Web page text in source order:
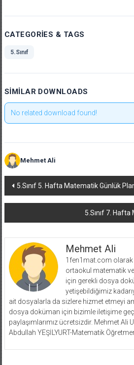
CATEGORIES & TAGS
5.Sınıf
SIMILAR DOWNLOADS
No related download found!
Mehmet Ali
Yazı
dolaşımı
5.Sınıf 5. Hafta Matematik Günlük
5.Sınıf 7.
Mehmet Ali
1fen1mat.com olarak
ortaokul matematik
için gerekli dosya
yetişebildiğimiz
ait dosyalarla da sizlere hizmet etmeyi
dosya doküman için bizimle iletişime
paylaşımlarımız ücretsizdir. Mehmet Ali
Abdullah YEŞİLYURT-Matematik